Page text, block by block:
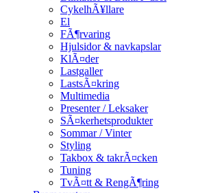
CykelhÃ¥llare
El
FÃ¶rvaring
Hjulsidor & navkapslar
KlÃ¤der
Lastgaller
LastsÃ¤kring
Multimedia
Presenter / Leksaker
SÃ¤kerhetsprodukter
Sommar / Vinter
Styling
Takbox & takrÃ¤cken
Tuning
TvÃ¤tt & RengÃ¶ring